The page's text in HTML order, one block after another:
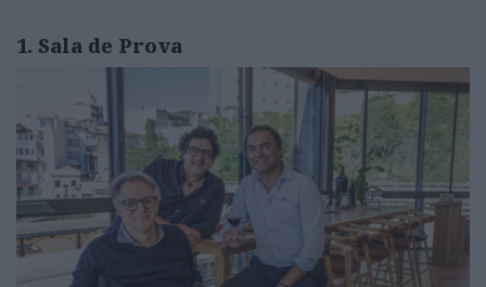
1. Sala de Prova